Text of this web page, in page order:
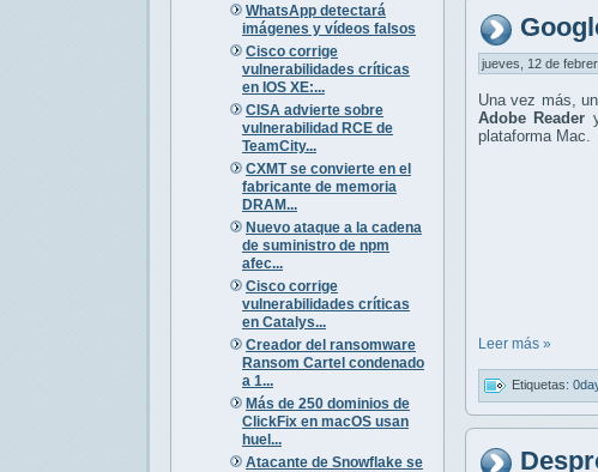
WhatsApp detectará
imágenes y vídeos falsos
Cisco corrige
vulnerabilidades críticas
en IOS XE:...
CISA advierte sobre
vulnerabilidad RCE de
TeamCity...
CXMT se convierte en el
fabricante de memoria
DRAM...
Nuevo ataque a la cadena
de suministro de npm
afec...
Cisco corrige
vulnerabilidades críticas
en Catalys...
Creador del ransomware
Ransom Cartel condenado
a 1...
Más de 250 dominios de
ClickFix en macOS usan
huel...
Atacante de Snowflake se
jueves, 12 de
Una vez más,
Adobe Reader
plataforma Mac.
Leer más »
Etiquetas: